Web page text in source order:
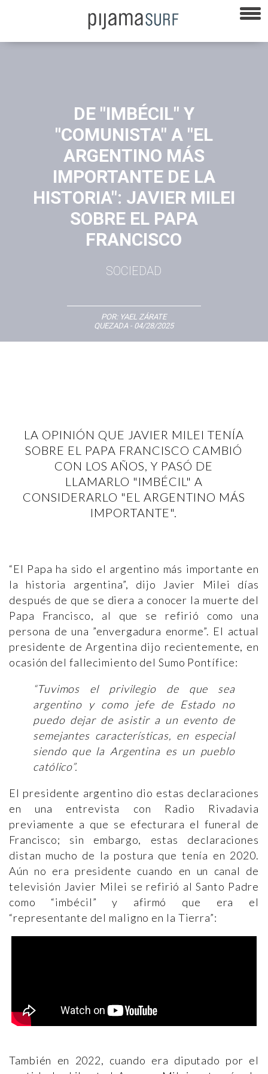
DE "IMBÉCIL" Y
"COMUNISTA" A "EL
ARGENTINO MÁS
IMPORTANTE DE LA
HISTORIA": JAVIER MILEI
SOBRE EL PAPA
FRANCISCO
SOCIEDAD
POR: YAEL ZÁRATE
QUEZADA - 04/28/2025
LA OPINIÓN QUE JAVIER MILEI TENÍA
SOBRE EL PAPA FRANCISCO CAMBIÓ
CON LOS AÑOS, Y PASÓ DE
LLAMARLO "IMBÉCIL" A
CONSIDERARLO "EL ARGENTINO MÁS
IMPORTANTE".
“El Papa ha sido el argentino más importante en
la historia argentina”, dijo Javier Milei días
después de que se diera a conocer la muerte del
Papa Francisco, al que se refirió como una
persona de una ”envergadura enorme”. El actual
presidente de Argentina dijo recientemente, en
ocasión del fallecimiento del Sumo Pontífice:
“Tuvimos el privilegio de que sea
argentino y como jefe de Estado no
puedo dejar de asistir a un evento de
semejantes características, en especial
siendo que la Argentina es un pueblo
católico”.
El presidente argentino dio estas declaraciones
en una entrevista con Radio Rivadavia
previamente a que se efecturara el funeral de
Francisco; sin embargo, estas declaraciones
distan mucho de la postura que tenía en 2020.
Aún no era presidente cuando en un canal de
televisión Javier Milei se refirió al Santo Padre
como “imbécil” y afirmó que era el
“representante del maligno en la Tierra”:
También en 2022, cuando era diputado por el